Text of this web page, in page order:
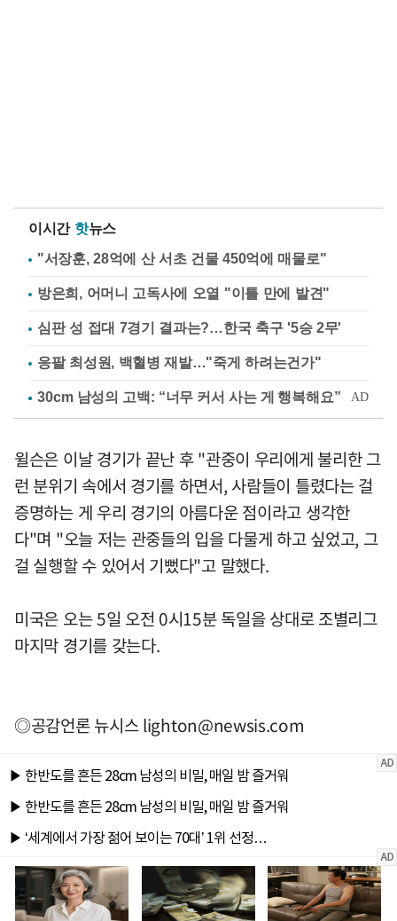
이시간 핫뉴스
"서장훈, 28억에 산 서초 건물 450억에 매물로"
방은희, 어머니 고독사에 오열 "이틀 만에 발견"
심판 성 접대 7경기 결과는?…한국 축구 '5승 2무'
응팔 최성원, 백혈병 재발…"죽게 하려는건가"
윌슨은 이날 경기가 끝난 후 "관중이 우리에게 불리한 그
런 분위기 속에서 경기를 하면서, 사람들이 틀렸다는 걸
증명하는 게 우리 경기의 아름다운 점이라고 생각한
다"며 "오늘 저는 관중들의 입을 다물게 하고 싶었고, 그
걸 실행할 수 있어서 기뻤다"고 말했다.
미국은 오는 5일 오전 0시15분 독일을 상대로 조별리그
마지막 경기를 갖는다.
◎공감언론 뉴시스lighton@newsis.com